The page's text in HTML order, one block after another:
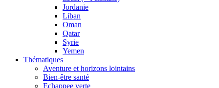
Jordanie
Liban
Oman
Qatar
Syrie
Yemen
Thématiques
Aventure et horizons lointains
Bien-être santé
Echappee verte